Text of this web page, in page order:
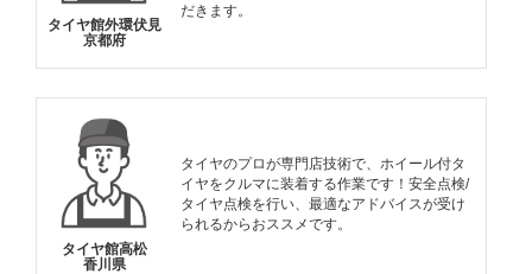
タイヤ館外環伏見
京都府
だきます。
タイヤ館高松
香川県
タイヤのプロが専門店技術で、ホイール付タ
イヤをクルマに装着する作業です！安全点検/
タイヤ点検を行い、最適なアドバイスが受け
られるからおススメです。